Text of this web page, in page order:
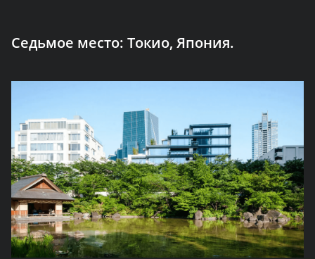
Седьмое место: Токио, Япония.